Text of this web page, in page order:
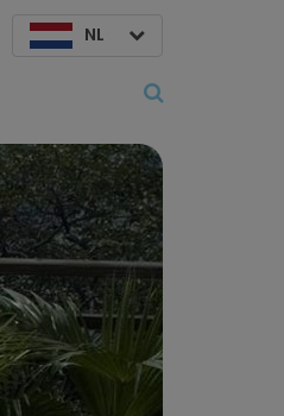
NL